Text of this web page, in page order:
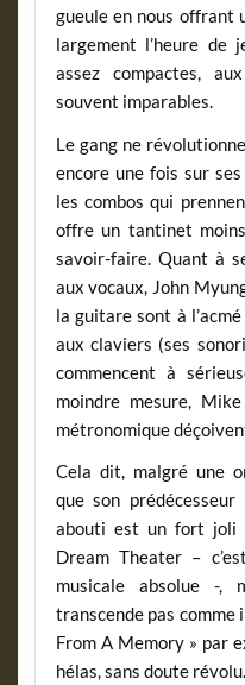
gueule en nous offrant
largement l’heure de
assez compactes,
souvent imparables.
Le gang ne
encore une fois sur ses
les combos qui
offre un tantinet
savoir-faire. Quant à
aux vocaux, John
la guitare sont à
aux claviers (ses
commencent à
moindre mesure,
métronomique
Cela dit, malgré une
que son
abouti est un fort joli
Dream Theater –
musicale absolue -,
transcende pas comme
From A Memory » par
hélas, sans doute